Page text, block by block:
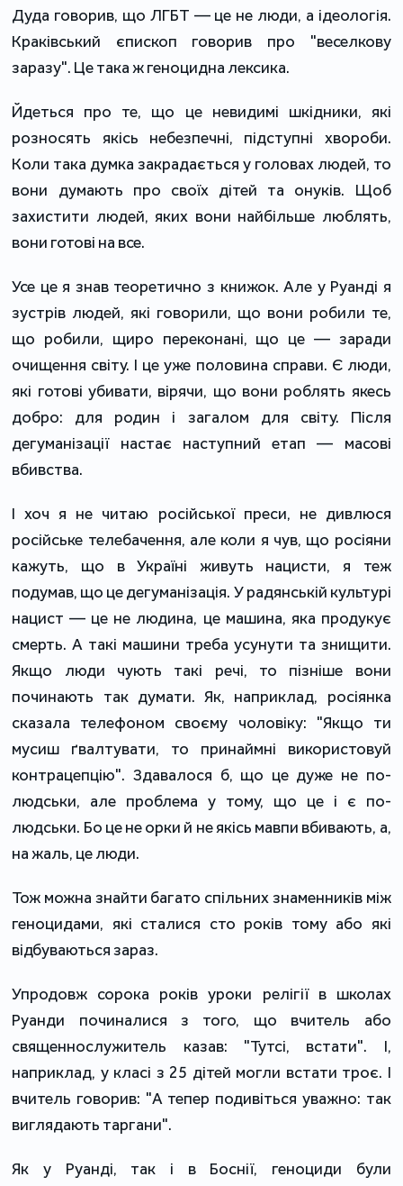
Дуда говорив, що ЛГБТ — це не люди, а ідеологія.
Краківський єпископ говорив про "веселкову
заразу". Це така ж геноцидна лексика.
Йдеться про те, що це невидимі шкідники, які
розносять якісь небезпечні, підступні хвороби.
Коли така думка закрадається у головах людей, то
вони думають про своїх дітей та онуків. Щоб
захистити людей, яких вони найбільше люблять,
вони готові на все.
Усе це я знав теоретично з книжок. Але у Руанді я
зустрів людей, які говорили, що вони робили те,
що робили, щиро переконані, що це — заради
очищення світу. І це уже половина справи. Є люди,
які готові убивати, вірячи, що вони роблять якесь
добро: для родин і загалом для світу. Після
дегуманізації настає наступний етап — масові
вбивства.
І хоч я не читаю російської преси, не дивлюся
російське телебачення, але коли я чув, що росіяни
кажуть, що в Україні живуть нацисти, я теж
подумав, що це дегуманізація. У радянській культурі
нацист — це не людина, це машина, яка продукує
смерть. А такі машини треба усунути та знищити.
Якщо люди чують такі речі, то пізніше вони
починають так думати. Як, наприклад, росіянка
сказала телефоном своєму чоловіку: "Якщо ти
мусиш ґвалтувати, то принаймні використовуй
контрацепцію". Здавалося б, що це дуже не по-
людськи, але проблема у тому, що це і є по-
людськи. Бо це не орки й не якісь мавпи вбивають, а,
на жаль, це люди.
Тож можна знайти багато спільних знаменників між
геноцидами, які сталися сто років тому або які
відбуваються зараз.
Упродовж сорока років уроки релігії в школах
Руанди починалися з того, що вчитель або
священнослужитель казав: "Тутсі, встати". І,
наприклад, у класі з 25 дітей могли встати троє. І
вчитель говорив: "А тепер подивіться уважно: так
виглядають таргани".
Як у Руанді, так і в Боснії, геноциди були